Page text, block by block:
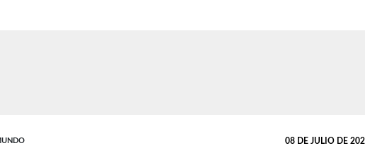
08 DE JULIO DE